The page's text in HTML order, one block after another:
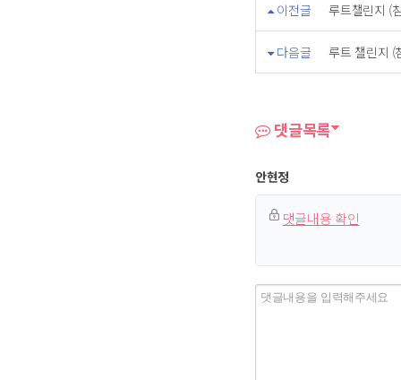
이전글 루트챌린지 (
다음글 루트 챌린지 (
댓글목록
안현정
댓글내용 확인